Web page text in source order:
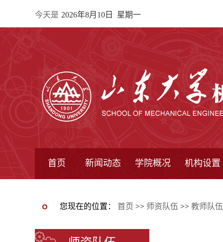
今天是 2026年8月10日 星期一
首页 新闻动态 学院概况 机构设置
您现在的位置： 首页 >> 师资队伍 >> 教师队伍